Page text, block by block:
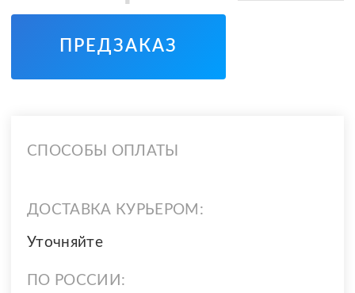
ПРЕДЗАКАЗ
СПОСОБЫ ОПЛАТЫ
ДОСТАВКА КУРЬЕРОМ:
Уточняйте
ПО РОССИИ: